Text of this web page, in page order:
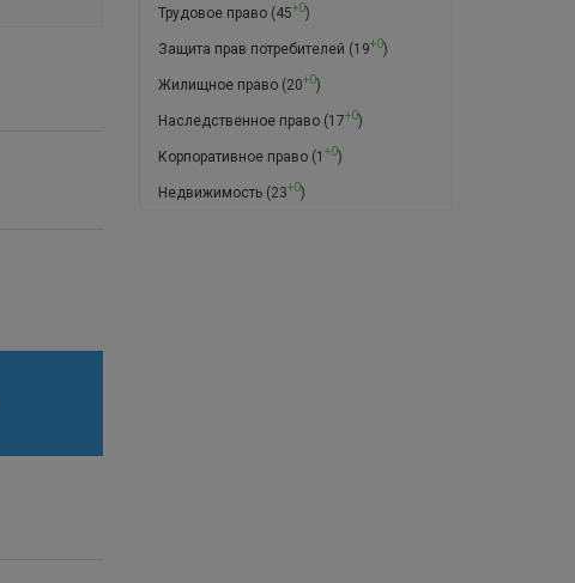
Трудовое право(45+0)
Защита прав потребителей (19+0)
Жилищное право(20+0)
Наследственное право(17+0)
Корпоративное право(1 +0)
Недвижимость(23+0)